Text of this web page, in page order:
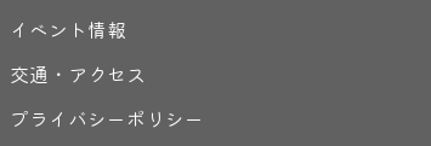
イベント情報
交通・アクセス
プライバシーポリシー